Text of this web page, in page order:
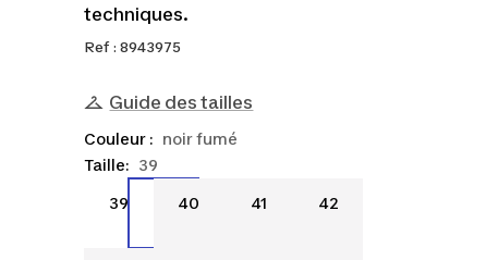
techniques.
Ref : 8943975
Guide des tailles
Taille: 39
39
39 40
40 41
41 42
42
Couleur : noir fumé